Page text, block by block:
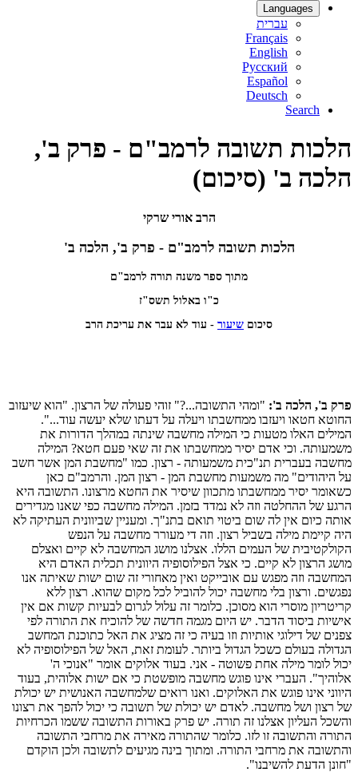
Languages
עברית
Français
English
Русский
Español
Deutsch
Search
הלכות תשובה לרמב"ם - פרק ב',
הלכה ב' (סיכום)
הרב אורי שרקי
הלכות תשובה לרמב"ם - פרק ב', הלכה ב'
מתוך ספר משנה תורה לרמב"ם
כ"ו באלול תשס"ז
סיכום שיעור - עוד לא עבר את עריכת הרב
פרק ב', הלכה ב': "ומהי התשובה...?" זוהי פעולה של הרצון. "הוא שיעזוב
החוטא חטאו ויעזבו ממחשבתו ויעלה על דעתו שלא יעשה עוד...".
המילים האלו מטעות כי המילה מחשבה שינתה במהלך הדורות את
משמעותה. וכי אדם יסיר ממחשבתו את זה שאי פעם חטא? המילה
מחשבה בעברית תנ"כית משמעותה - רצון. כמו "מחשבת המן אשר חשב
על היהודים" מה משמעות מחשבת המן - רצון המן. והרמב"ם כאן
כשאומר יסיר ממחשבתו מתכוון שיסיר את החטא מרצונו. התשובה היא
הרגע של ההחלטה וזה לא נמדד בזמן. המילה מחשבה כפי שאנו מגדירים
אותה כיום אין לה שום ביטוי תואם בתנ"ך. ומעניין שביוונית העתיקה לא
היה קיימת מילה בשביל רצון. וזה די מעורר מחשבה על הנפש
הקולקטיבית של העמים הללו. אצלנו מושג המחשבה לא קיים ואצלם
מושג הרצון לא קיים. כי אצל הפילוסופיה היוונית תכלית האדם היא
המחשבה וזה מפגש עם אובייקט ואין מאחורי זה שום ישות שאיתה אנו
נפגשים. ורצון בלי מחשבה יכול להוביל לכל מקום שהוא. רצון ללא
קריטריון מוסרי הוא מסוכן. כלומר זה עלול לגרום לבעיות קשות אם אין
אישיות ביסוד הדבר. יש היום מגמה חדשה של להוכיח את התורה לפי
צפנים של דילוגי אותיות וזו בעיה כי זה מציג את האל כתוכנת המחשב
הגדולה בעולם כשכל הגדול ביותר. לעומת זאת, האל של הפילוסופיה לא
יכול לומר מילה אחת פשוטה - אני. בעוד אלוקים אומר "אנוכי ה'
אלוהיך". העברי אינו פוגש מחשבה מופשטת כי אם ישות אלוהית, בעוד
היווני אינו פוגש את האלוקים. ואנו רואים שלמחשבה האנושית יש יכולת
של רצון ושל מחשבה. לאדם יש יכולת של תשובה כי יכול להפך את רצונו
והשכל העליון אצלנו זה תורה. יש פרק באורות התשובה ששמו הכרחיות
התורה והתשובה זו לזו. כלומר שהתורה מאירה את מרחבי התשובה
והתשובה את מרחבי התורה. ומתוך בינה מגיעים לתשובה ולכן הוקדם
"חונן הדעת להשיבנו".